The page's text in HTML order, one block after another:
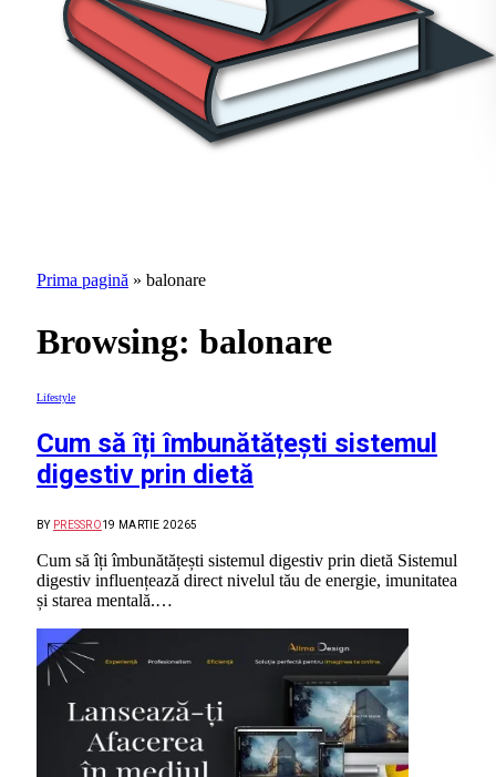
Prima pagină » balonare
Browsing: balonare
Lifestyle
Cum să îți îmbunătățești sistemul
digestiv prin dietă
BY PRESSRO19 MARTIE 20265
Cum să îți îmbunătățești sistemul digestiv prin dietă Sistemul
digestiv influențează direct nivelul tău de energie, imunitatea
și starea mentală.…